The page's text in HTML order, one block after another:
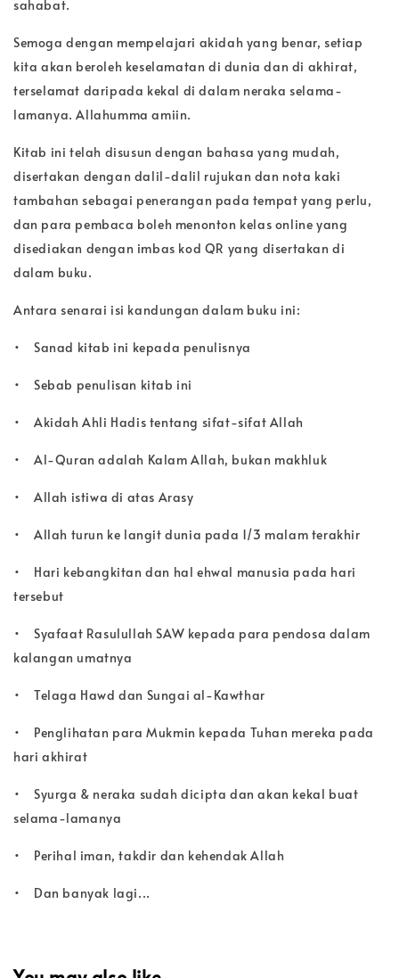
sahabat.
Semoga dengan mempelajari akidah yang benar, setiap
kita akan beroleh keselamatan di dunia dan di akhirat,
terselamat daripada kekal di dalam neraka selama-
lamanya. Allahumma amiin.
Kitab ini telah disusun dengan bahasa yang mudah,
disertakan dengan dalil-dalil rujukan dan nota kaki
tambahan sebagai penerangan pada tempat yang perlu,
dan para pembaca boleh menonton kelas online yang
disediakan dengan imbas kod QR yang disertakan di
dalam buku.
Antara senarai isi kandungan dalam buku ini:
• Sanad kitab ini kepada penulisnya
• Sebab penulisan kitab ini
• Akidah Ahli Hadis tentang sifat-sifat Allah
• Al-Quran adalah Kalam Allah, bukan makhluk
• Allah istiwa di atas Arasy
• Allah turun ke langit dunia pada 1/3 malam terakhir
•
Hari kebangkitan dan hal ehwal manusia pada hari
tersebut
•
Syafaat Rasulullah SAW kepada para pendosa dalam
kalangan umatnya
• Telaga Hawd dan Sungai al-Kawthar
•
Penglihatan para Mukmin kepada Tuhan mereka pada
hari akhirat
•
Syurga & neraka sudah dicipta dan akan kekal buat
selama-lamanya
• Perihal iman, takdir dan kehendak Allah
• Dan banyak lagi...